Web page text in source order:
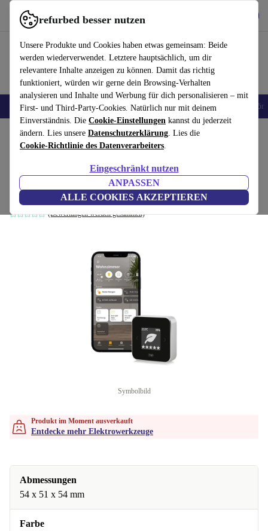
refurbed besser nutzen
Unsere Produkte und Cookies haben etwas gemeinsam: Beide
werden wiederverwendet. Letztere hauptsächlich, um dir
relevantere Inhalte anzeigen zu können. Damit das richtig
funktioniert, würden wir gerne dein Browsing-Verhalten
analysieren und Inhalte und Werbung für dich personalisieren – mit
First- und Third-Party-Cookies. Natürlich nur mit deinem
Einverständnis. Die Cookie-Einstellungen kannst du jederzeit
ändern. Lies unsere Datenschutzerklärung. Lies die
Cookie-Richtlinie des Datenverarbeiters.
Eingeschränkt nutzen
ANPASSEN
ALLE COOKIES AKZEPTIEREN
refurbed schnell und einfach nutzen
🎒 Back to school Handys Laptops Tablets Smartwatches Zubehör
Home Produkte Elektrowerkzeuge
Eve Room (Apple Home) Raumklima- &
Luftqualitäts-Monitor
silber/schwarz
(Bewertungen werden gesammelt)
Symbolbild
Produkt im Moment ausverkauft
Entdecke mehr Elektrowerkzeuge
Abmessungen
54 x 51 x 54 mm
Farbe